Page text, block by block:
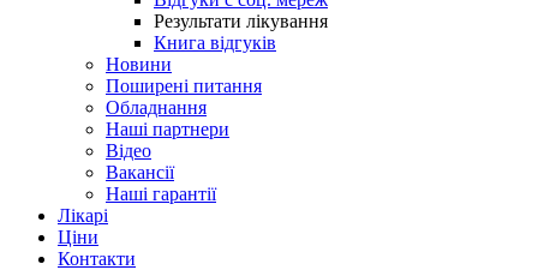
Результати лікування
Книга відгуків
Новини
Поширені питання
Обладнання
Наші партнери
Відео
Вакансії
Наші гарантії
Лікарі
Ціни
Контакти